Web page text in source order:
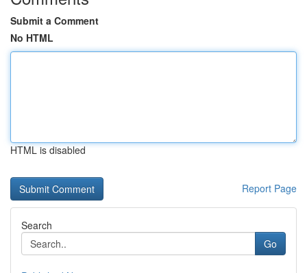
Submit a Comment
No HTML
HTML is disabled
Report Page
Search
Go